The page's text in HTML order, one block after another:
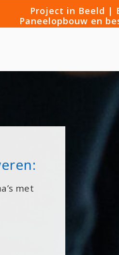
Project in Beeld |
Paneelopbouw en
met